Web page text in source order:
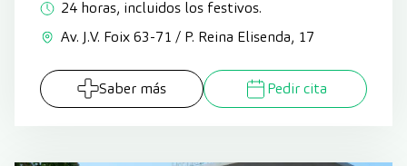
24 horas, incluidos los festivos.
Av. J.V. Foix 63-71 / P. Reina Elisenda, 17
Saber más Pedir cita